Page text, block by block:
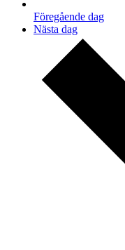
Föregående dag
Nästa dag